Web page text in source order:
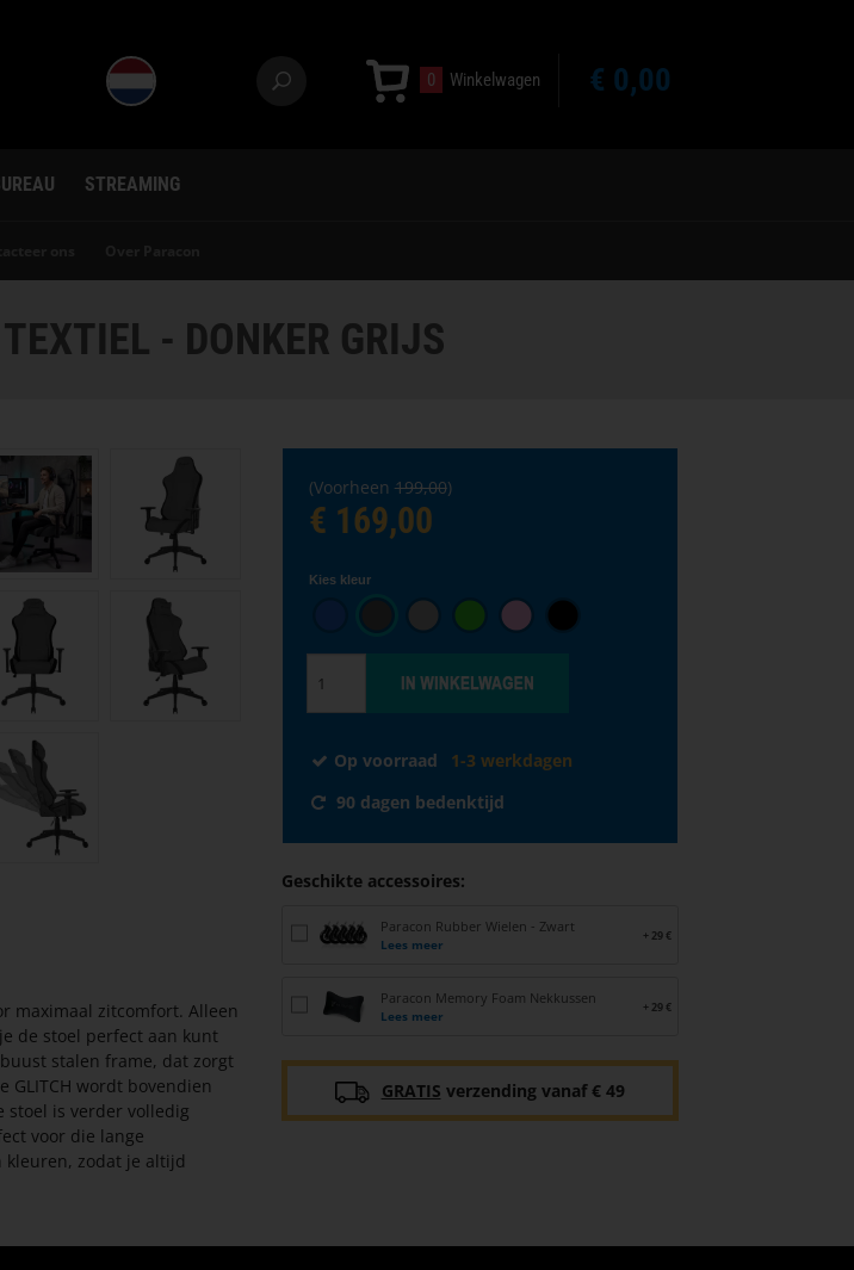
0 Winkelwagen € 0,00
STREAMING
- DONKER GRIJS
maximaal zitcomfort. Alleen
de stoel perfect aan kunt
stalen frame, dat zorgt
wordt bovendien
stoel is verder volledig
voor die lange
kleuren, zodat je altijd
(Voorheen 199,00)
€ 169,00
Kies kleur
Op voorraad
1-3 werkdagen
90 dagen bedenktijd
Geschikte accessoires:
Paracon Rubber Wielen - Zwart
Lees meer
+ 29 €
Paracon Memory Foam Nekkussen
Lees meer
+ 29 €
GRATIS verzending vanaf € 49